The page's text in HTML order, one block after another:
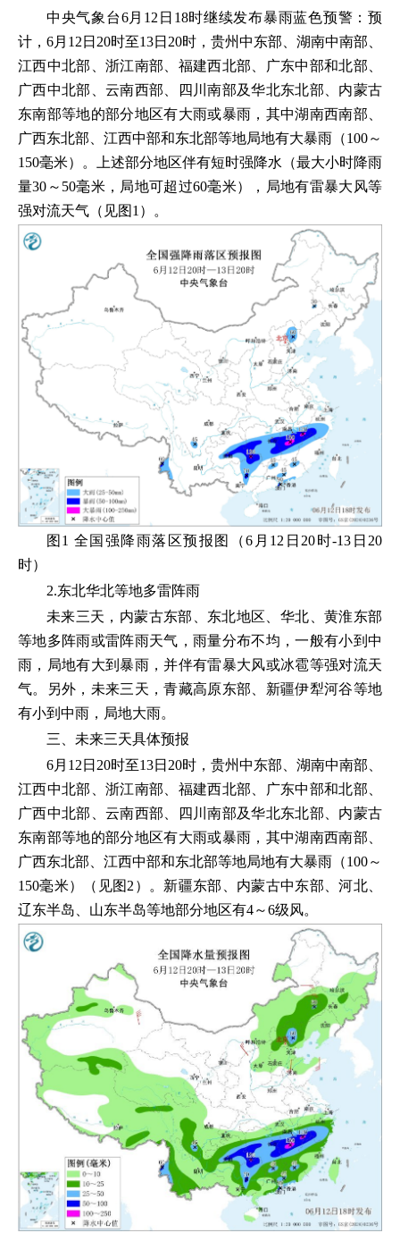
中央气象台6月12日18时继续发布暴雨蓝色预警：预
计，6月12日20时至13日20时，贵州中东部、湖南中南部、
江西中北部、浙江南部、福建西北部、广东中部和北部、
广西中北部、云南西部、四川南部及华北东北部、内蒙古
东南部等地的部分地区有大雨或暴雨，其中湖南西南部、
广西东北部、江西中部和东北部等地局地有大暴雨（100～
150毫米）。上述部分地区伴有短时强降水（最大小时降雨
量30～50毫米，局地可超过60毫米），局地有雷暴大风等
强对流天气（见图1）。
图1 全国强降雨落区预报图（6月12日20时-13日20
时）
2.东北华北等地多雷阵雨
未来三天，内蒙古东部、东北地区、华北、黄淮东部
等地多阵雨或雷阵雨天气，雨量分布不均，一般有小到中
雨，局地有大到暴雨，并伴有雷暴大风或冰雹等强对流天
气。另外，未来三天，青藏高原东部、新疆伊犁河谷等地
有小到中雨，局地大雨。
三、未来三天具体预报
6月12日20时至13日20时，贵州中东部、湖南中南部、
江西中北部、浙江南部、福建西北部、广东中部和北部、
广西中北部、云南西部、四川南部及华北东北部、内蒙古
东南部等地的部分地区有大雨或暴雨，其中湖南西南部、
广西东北部、江西中部和东北部等地局地有大暴雨（100～
150毫米）（见图2）。新疆东部、内蒙古中东部、河北、
辽东半岛、山东半岛等地部分地区有4～6级风。